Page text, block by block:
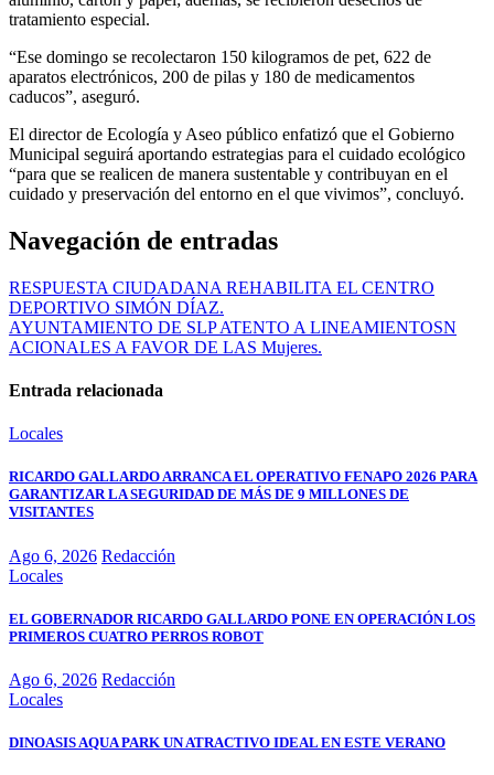
tratamiento especial.
“Ese domingo se recolectaron 150 kilogramos de pet, 622 de
aparatos electrónicos, 200 de pilas y 180 de medicamentos
caducos”, aseguró.
El director de Ecología y Aseo público enfatizó que el Gobierno
Municipal seguirá aportando estrategias para el cuidado ecológico
“para que se realicen de manera sustentable y contribuyan en el
cuidado y preservación del entorno en el que vivimos”, concluyó.
Navegación de entradas
RESPUESTA CIUDADANA REHABILITA EL CENTRO
DEPORTIVO SIMÓN DÍAZ.
AYUNTAMIENTO DE SLP ATENTO A LINEAMIENTOSN
ACIONALES A FAVOR DE LAS Mujeres.
Entrada relacionada
Locales
RICARDO GALLARDO ARRANCA EL OPERATIVO FENAPO 2026 PARA
GARANTIZAR LA SEGURIDAD DE MÁS DE 9 MILLONES DE
VISITANTES
Ago 6, 2026 Redacción
Locales
EL GOBERNADOR RICARDO GALLARDO PONE EN OPERACIÓN LOS
PRIMEROS CUATRO PERROS ROBOT
Ago 6, 2026 Redacción
Locales
DINOASIS AQUA PARK UN ATRACTIVO IDEAL EN ESTE VERANO